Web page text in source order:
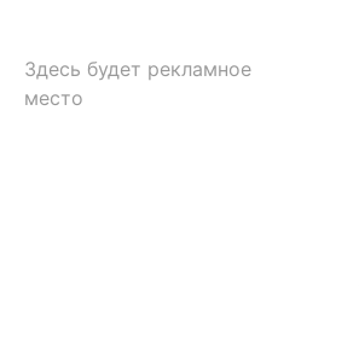
Здесь будет рекламное
место